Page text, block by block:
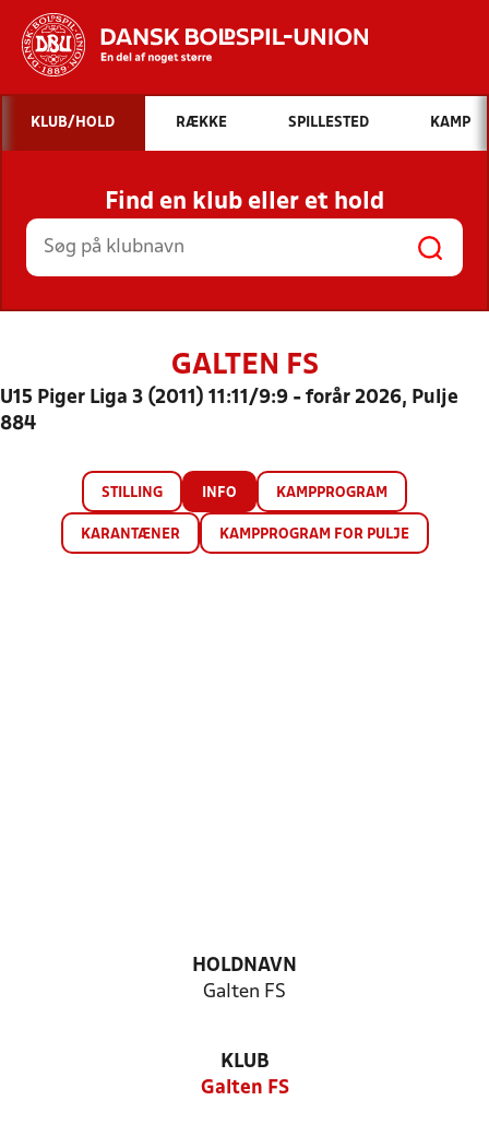
Hvad vil du søge efter?
INDHOLD OG NYHEDER
STILLINGER, RESULTATER, KLUBBER OG
HOLD
KLUB/HOLD RÆKKE SPILLESTED KAMP
Find en klub eller et hold
GALTEN FS
U15 Piger Liga 3 (2011) 11:11/9:9 - forår 2026, Pulje
884
STILLING INFO KAMPPROGRAM
KARANTÆNER KAMPPROGRAM FOR PULJE
HOLDNAVN
Galten FS
KLUB
Galten FS